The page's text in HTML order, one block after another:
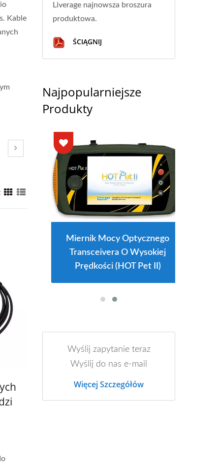
Kable
Liverage najnowsza broszura
produktowa.
ŚCIĄGNIJ
Najpopularniejsze
Produkty
Miernik Mocy Optycznego
Transceivera O Wysokiej
Prędkości (HOT Pet II)
Wyślij zapytanie teraz
Wyślij do nas e-mail
Więcej Szczegółów